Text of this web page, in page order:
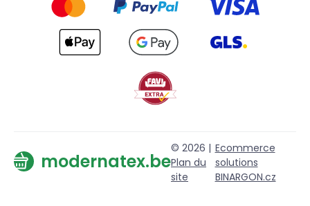
modernatex.be
© 2026 |
Plan du
site
Ecommerce
solutions
BINARGON.cz